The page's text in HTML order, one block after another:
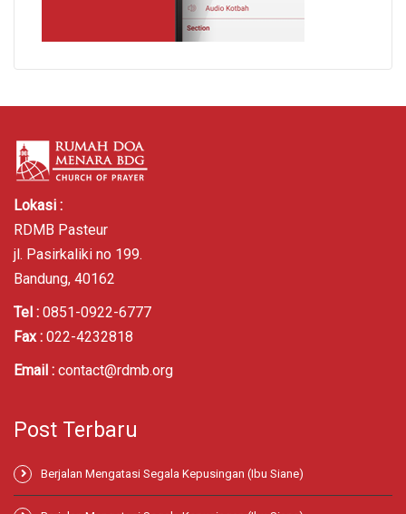
Lokasi :
RDMB Pasteur
jl. Pasirkaliki no 199.
Bandung, 40162
Tel : 0851-0922-6777
Fax : 022-4232818
Email : contact@rdmb.org
Post Terbaru
Berjalan Mengatasi Segala Kepusingan (Ibu Siane)